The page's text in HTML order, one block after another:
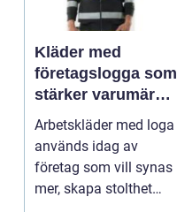
Kläder med
företagslogga som
stärker varumärket
varje dag
Arbetskläder med loga
används idag av
företag som vill synas
mer, skapa stolthet